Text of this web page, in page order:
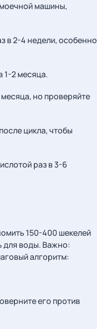
машины,
в 2-4 недели, особенно
1-2 месяца.
но проверяйте
цикла, чтобы
раз в 3-6
150-400 шекелей
для воды. Важно:
алгоритм:
его против